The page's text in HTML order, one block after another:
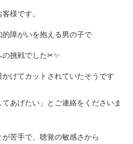
様です。
障がいを抱える男の子で
の挑戦でした✂✨
けてカットされていたそうです
てあげたい」とご連絡をくださいま
苦手で、聴覚の敏感さから